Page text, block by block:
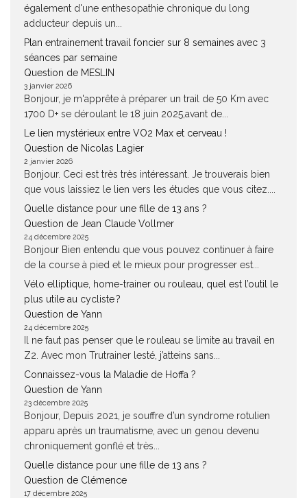
également d'une enthesopathie chronique du long
adducteur depuis un...
Plan entrainement travail foncier sur 8 semaines avec 3
séances par semaine
Question de MESLIN
3 janvier 2026
Bonjour, je m'apprête à préparer un trail de 50 Km avec
1700 D+ se déroulant le 18 juin 2025,avant de...
Le lien mystérieux entre VO2 Max et cerveau !
Question de Nicolas Lagier
2 janvier 2026
Bonjour. Ceci est très très intéressant. Je trouverais bien
que vous laissiez le lien vers les études que vous citez....
Quelle distance pour une fille de 13 ans ?
Question de Jean Claude Vollmer
24 décembre 2025
Bonjour Bien entendu que vous pouvez continuer à faire
de la course à pied et le mieux pour progresser est...
Vélo elliptique, home-trainer ou rouleau, quel est l’outil le
plus utile au cycliste ?
Question de Yann
24 décembre 2025
Il ne faut pas penser que le rouleau se limite au travail en
Z2. Avec mon Trutrainer lesté, j’atteins sans...
Connaissez-vous la Maladie de Hoffa ?
Question de Yann
23 décembre 2025
Bonjour, Depuis 2021, je souffre d’un syndrome rotulien
apparu après un traumatisme, avec un genou devenu
chroniquement gonflé et très...
Quelle distance pour une fille de 13 ans ?
Question de Clémence
17 décembre 2025